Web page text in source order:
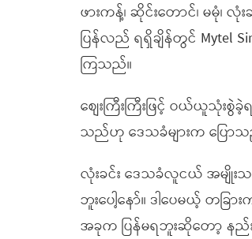
ဖားကန့်၊ ဆိုင်းတောင်၊ မမုံ၊
ပြန်လည် ရရှိချိန်တွင် Mytel
ကြသည်။
စျေးကြီးကြီးဖြင့် ဝယ်ယူသုံ
သည်ဟု ဒေသခံများက ပြော
လုံးခင်း ဒေသခံလူငယ် အမျိုး
ဘူးပေါ့နော်။ ဒါပေမယ့် တခ
အခုက ပြန်မရဘူးဆိုတော့ နည်